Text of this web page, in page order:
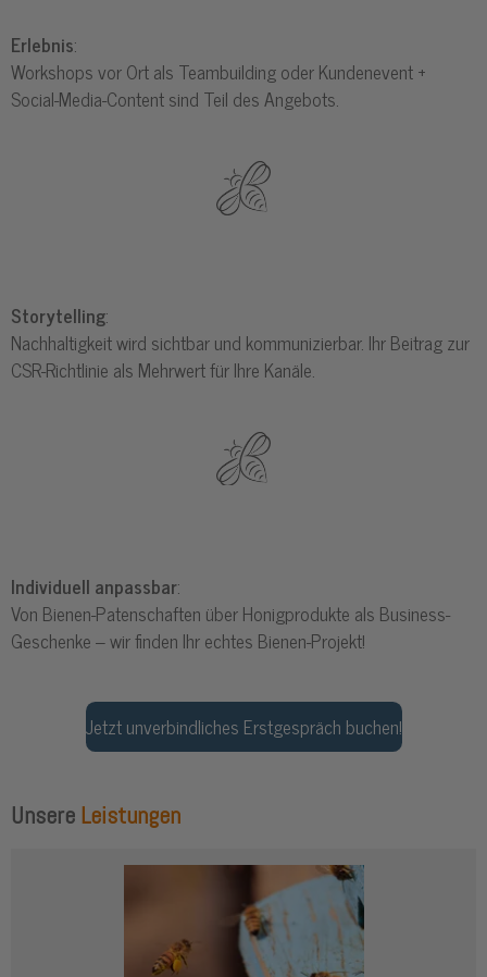
Erlebnis:
Workshops vor Ort als Teambuilding oder Kundenevent +
Social-Media-Content sind Teil des Angebots.
Storytelling:
Nachhaltigkeit wird sichtbar und kommunizierbar. Ihr Beitrag zur
CSR-Richtlinie als Mehrwert für Ihre Kanäle.
Individuell anpassbar:
Von Bienen-Patenschaften über Honigprodukte als Business-
Geschenke – wir finden Ihr echtes Bienen-Projekt!
Jetzt unverbindliches Erstgespräch buchen!
Unsere Leistungen